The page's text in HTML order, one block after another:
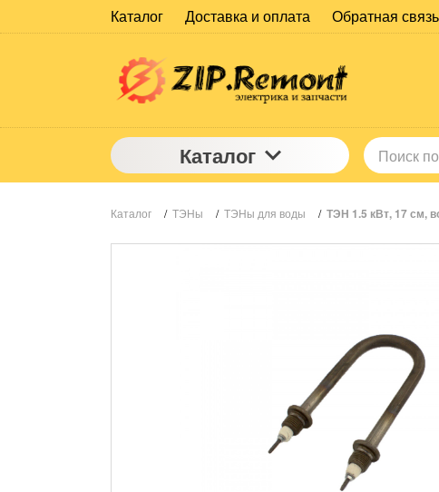
Каталог Доставка и оплата Обратная связь
Каталог
Каталог / ТЭНы / ТЭНы для воды / ТЭН 1.5 кВт, 17 см,